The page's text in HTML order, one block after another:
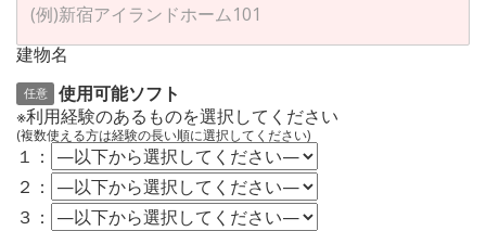
建物名
任意
使用可能ソフト
※利用経験のあるものを選択してください
(複数使える方は経験の長い順に選択してください)
１：
２：
３：